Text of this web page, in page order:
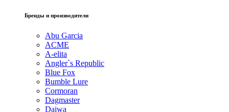
Бренды и производители
Abu Garcia
ACME
A-elita
Angler`s Republic
Blue Fox
Bumble Lure
Cormoran
Dagmaster
Daiwa